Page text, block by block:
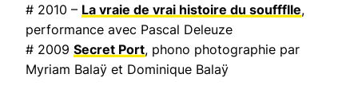
# 2010 – La vraie de vrai histoire du souffflle,
performance avec Pascal Deleuze
# 2009 Secret Port, phono photographie par
Myriam Balaÿ et Dominique Balaÿ